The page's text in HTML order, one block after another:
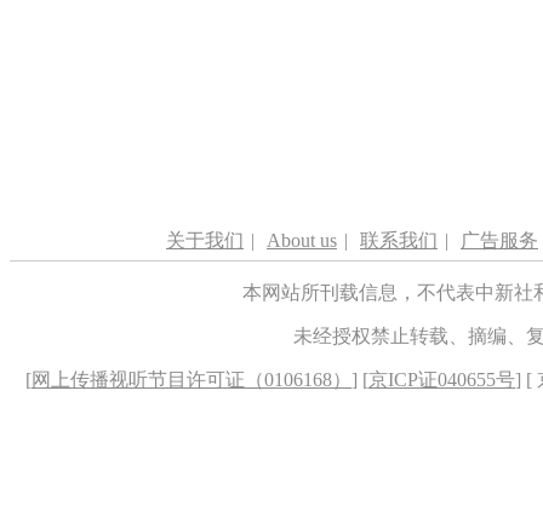
关于我们 | About us | 联系我们 | 广告服务
本网站所刊载信息，不代表中新
未经授权禁止转载、摘编、
[网上传播视听节目许可证（0106168） ] [京ICP证040655号] [